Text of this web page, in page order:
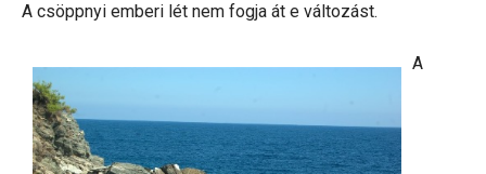
A csöppnyi emberi lét nem fogja át e változást.
A